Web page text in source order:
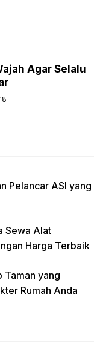
Agar Selalu
Pelancar ASI yang
Sewa Alat
Harga Terbaik
Taman yang
Rumah Anda